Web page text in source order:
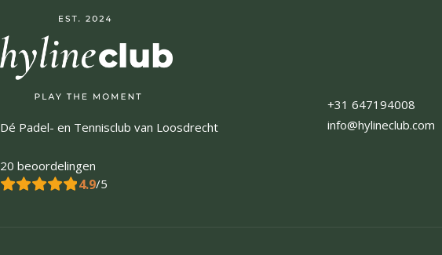
Dé Padel- en Tennisclub van Loosdrecht
20 beoordelingen
4.9/5
+31 647194008
info@hylineclub.com